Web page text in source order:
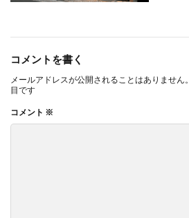
コメントを書く
メールアドレスが公開されることはありません。
目です
コメント ※